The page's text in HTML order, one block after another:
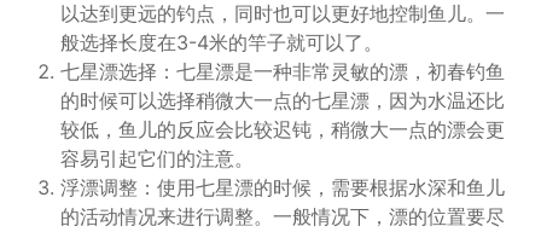
以达到更远的钓点，同时也可以更好地控制鱼儿。一
般选择长度在3-4米的竿子就可以了。
七星漂选择：七星漂是一种非常灵敏的漂，初春钓鱼
的时候可以选择稍微大一点的七星漂，因为水温还比
较低，鱼儿的反应会比较迟钝，稍微大一点的漂会更
容易引起它们的注意。
浮漂调整：使用七星漂的时候，需要根据水深和鱼儿
的活动情况来进行调整。一般情况下，漂的位置要尽